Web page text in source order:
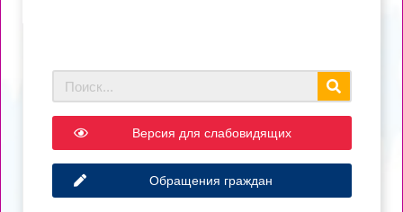
Версия для слабовидящих
Обращения граждан